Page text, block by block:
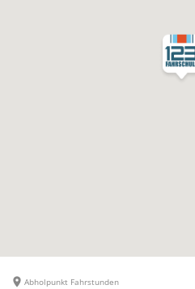
Abholpunkt Fahrstunden